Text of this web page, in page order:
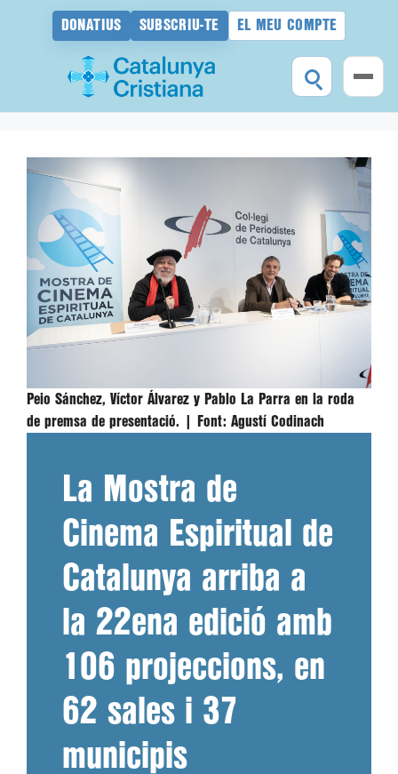
DONATIUS SUBSCRIU-TE EL MEU COMPTE
contingut
Peio Sánchez, Víctor Álvarez y Pablo La Parra en la roda
de premsa de presentació. |
Font: Agustí Codinach
La Mostra de
Cinema Espiritual de
Catalunya arriba a
la 22ena edició amb
106 projeccions, en
62 sales i 37
municipis